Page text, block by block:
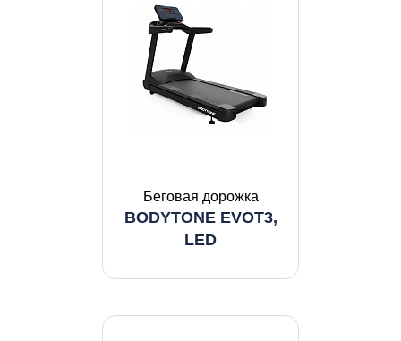
Беговая дорожка
BODYTONE EVOT3,
LED